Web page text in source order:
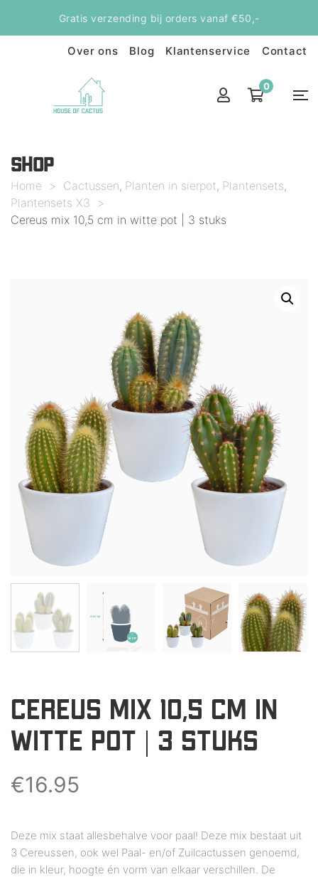
Gratis verzending bij orders vanaf €50,-
Over ons Blog Klantenservice Contact
0
SHOP
Home > Cactussen, Planten in sierpot, Plantensets,
Plantensets X3
>
Cereus mix 10,5 cm in witte pot | 3 stuks
CEREUS MIX 10,5 CM IN
WITTE POT | 3 STUKS
€16.95
Deze mix staat allesbehalve voor paal! Deze mix bestaat uit
3 Cereussen, ook wel Paal- en/of Zuilcactussen genoemd,
die in kleur, hoogte én vorm van elkaar verschillen. De